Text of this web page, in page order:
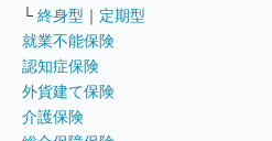
└ 終身型 ｜ 定期型
就業不能保険
認知症保険
外貨建て保険
介護保険